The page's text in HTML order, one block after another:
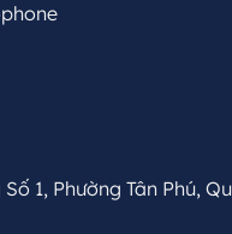
1, Phường Tân Phú,